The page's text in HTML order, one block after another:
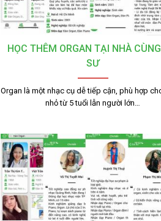
HỌC THÊM ORGAN TẠI NHÀ
SƯ
Organ là một nhạc cụ dễ tiếp cận, phù hợp
nhỏ từ 5 tuổi lẫn người lớn…